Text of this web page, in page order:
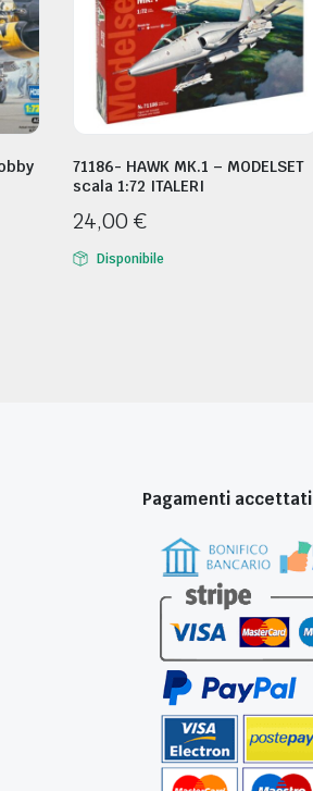
71186- HAWK MK.1 – MODELSET
scala 1:72 ITALERI
24,00 €
Disponibile
Pagamenti accettati